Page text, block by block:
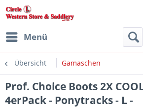
Menü
Übersicht Gamaschen
Prof. Choice Boots 2X
4erPack - Ponytracks - L -